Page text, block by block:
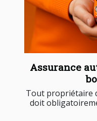
Assurance
Tout propriétaire
doit